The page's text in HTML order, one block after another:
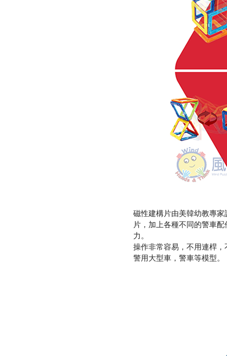
磁性建構片由美韓幼教專
片，加上各種不同的警車
力。
操作非常容易，不用連桿
警用大型車，警車等模型。